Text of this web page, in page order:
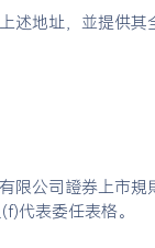
地址，並提供其
限公司證券上市
代表委任表格。